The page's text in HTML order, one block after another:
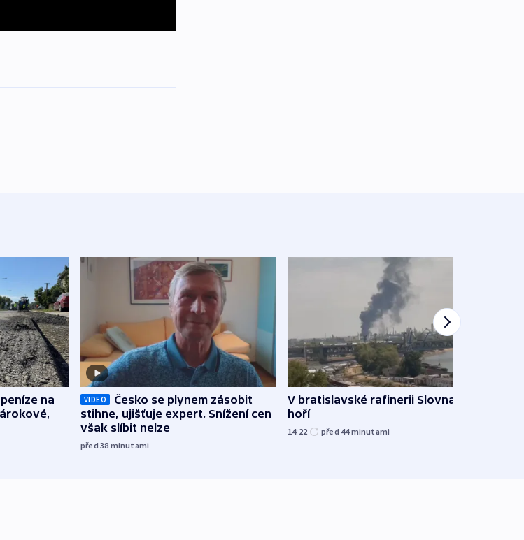
na
VIDEO
Česko se plynem zásobit
stihne, ujišťuje expert. Snížení cen
však slíbit nelze
před 38 minutami
V bratislavské rafinerii Slovnaft
hoří
14:22 před 44minutami